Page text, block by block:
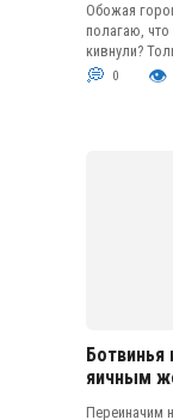
Обожая
полагаю,
кивнули?
0
яичным
Переиначим